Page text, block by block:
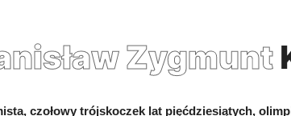
Zygmunt
czołowy trójskoczek lat pięćdziesiątych,